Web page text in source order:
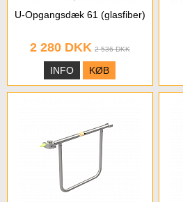
U-Opgangsdæk 61 (glasfiber)
2 280 DKK 2 536 DKK
INFO KØB